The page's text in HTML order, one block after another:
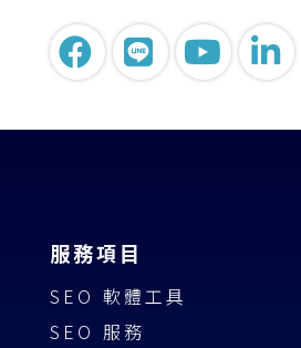
服務項目
SEO 軟體工具
SEO 服務